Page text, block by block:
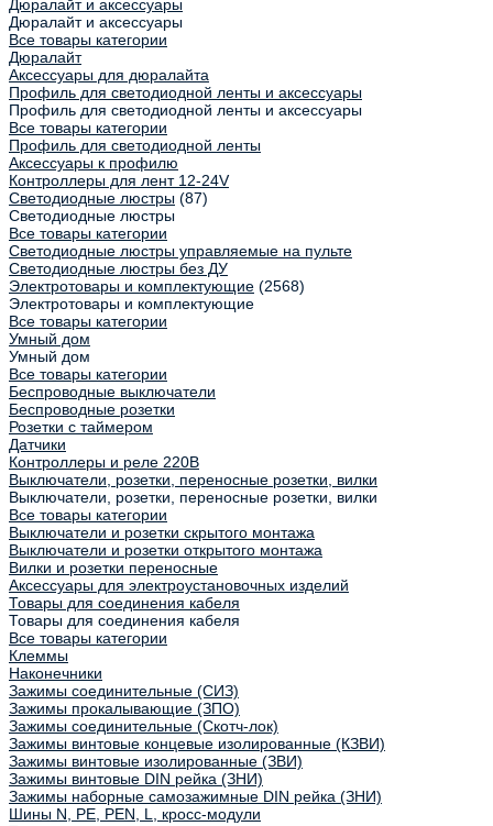
Дюралайт и аксессуары
Дюралайт и аксессуары
Все товары категории
Дюралайт
Аксессуары для дюралайта
Профиль для светодиодной ленты и аксессуары
Профиль для светодиодной ленты и аксессуары
Все товары категории
Профиль для светодиодной ленты
Аксессуары к профилю
Контроллеры для лент 12-24V
Светодиодные люстры (87)
Светодиодные люстры
Все товары категории
Светодиодные люстры управляемые на пульте
Светодиодные люстры без ДУ
Электротовары и комплектующие (2568)
Электротовары и комплектующие
Все товары категории
Умный дом
Умный дом
Все товары категории
Беспроводные выключатели
Беспроводные розетки
Розетки с таймером
Датчики
Контроллеры и реле 220В
Выключатели, розетки, переносные розетки, вилки
Выключатели, розетки, переносные розетки, вилки
Все товары категории
Выключатели и розетки скрытого монтажа
Выключатели и розетки открытого монтажа
Вилки и розетки переносные
Аксессуары для электроустановочных изделий
Товары для соединения кабеля
Товары для соединения кабеля
Все товары категории
Клеммы
Наконечники
Зажимы соединительные (СИЗ)
Зажимы прокалывающие (ЗПО)
Зажимы соединительные (Скотч-лок)
Зажимы винтовые концевые изолированные (КЗВИ)
Зажимы винтовые изолированные (ЗВИ)
Зажимы винтовые DIN рейка (ЗНИ)
Зажимы наборные самозажимные DIN рейка (ЗНИ)
Шины N, PE, PEN, L, кросс-модули